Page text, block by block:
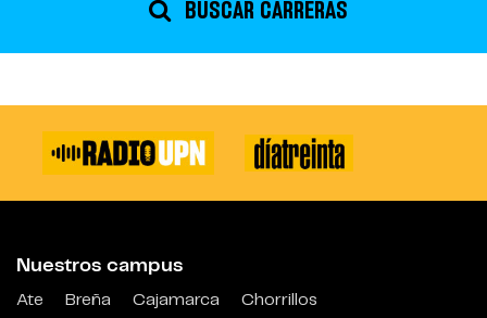
BUSCAR CARRERAS
Nuestros campus
Ate Breña Cajamarca
Chorrillos